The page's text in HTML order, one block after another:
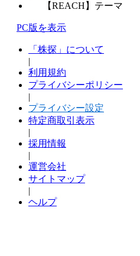
【REACH】テーマ
PC版を表示
「株探」について
|
利用規約
プライバシーポリシー
|
プライバシー設定
特定商取引表示
|
採用情報
|
運営会社
サイトマップ
|
ヘルプ